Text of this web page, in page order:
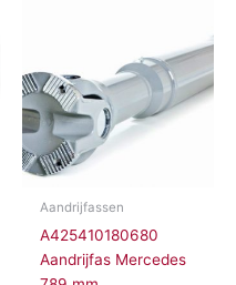
Aandrijfassen
A425410180680
Aandrijfas Mercedes